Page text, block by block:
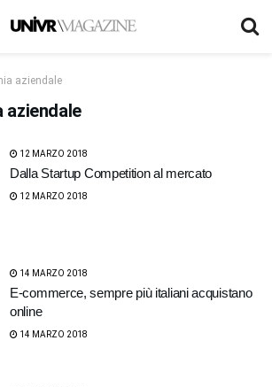
aziendale
aziendale
12 MARZO 2018
Dalla Startup Competition al mercato
12 MARZO 2018
14 MARZO 2018
E-commerce, sempre più italiani acquistano
online
14 MARZO 2018